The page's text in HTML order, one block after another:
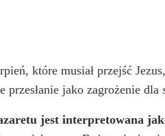
które musiał przejść
przesłanie jako zagrożenie dla
jest interpretowana